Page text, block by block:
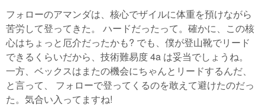
フォローのアマンダは、核心でザイルに体重を預けながら
苦労して登ってきた。 ハードだったって。確かに、この核
心はちょっと厄介だったかも? でも、僕が登山靴でリード
できるくらいだから、技術難易度 4a は妥当でしょうね。
一方、ベックスはまたの機会にちゃんとリードするんだ、
と言って、 フォローで登ってくるのを敢えて避けたのだっ
た。気合い入ってますね!